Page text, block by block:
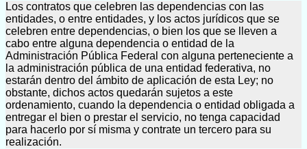
Los contratos que celebren las dependencias con las
entidades, o entre entidades, y los actos jurídicos que se
celebren entre dependencias, o bien los que se lleven a
cabo entre alguna dependencia o entidad de la
Administración Pública Federal con alguna perteneciente a
la administración pública de una entidad federativa, no
estarán dentro del ámbito de aplicación de esta Ley; no
obstante, dichos actos quedarán sujetos a este
ordenamiento, cuando la dependencia o entidad obligada a
entregar el bien o prestar el servicio, no tenga capacidad
para hacerlo por sí misma y contrate un tercero para su
realización.